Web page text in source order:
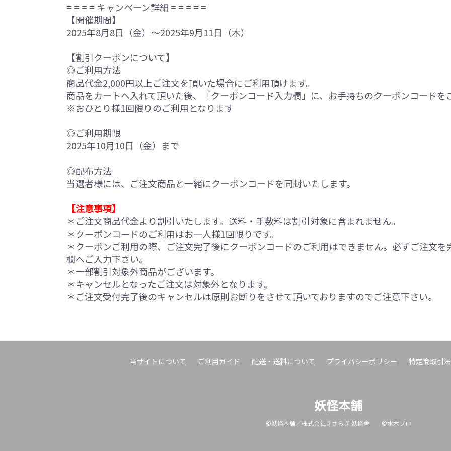
= = = = キャンペーン詳細 = = = = =
【開催期間】
2025年8月8日（金）～2025年9月11日（木）
【割引クーポンについて】
◎ご利用方法
商品代金2,000円以上ご注文を頂いた場合にご利用頂けます。
商品をカートへ入れて頂いた後、「クーポンコード入力欄」に、お手持ちのクーポンコードを
※おひとり様1回限りのご利用となります
◎ご利用期限
2025年10月10日（金）まで
◎配布方法
当選者様には、ご注文商品と一緒にクーポンコードを同封いたします。
【注意事項】
＊ご注文商品代金より割引いたします。送料・手数料は割引対象に含まれません。
＊クーポンコードのご利用はお一人様1回限りです。
＊クーポンご利用の際、ご注文完了後にクーポンコードのご利用はできません。必ずご注文
欄へご入力下さい。
＊一部割引対象外商品がございます。
＊キャンセルとなったご注文は対象外となります。
＊ご注文受付完了後のキャンセルは原則お断りをさせて頂いておりますのでご注意下さい。
当サイトについて ご利用ガイド 配送・送料について プライバシーポリシー 特定商取引
妖怪本舗
©妖怪本舗／株式会社きさらぎ 妖怪舎 ©水木プロ